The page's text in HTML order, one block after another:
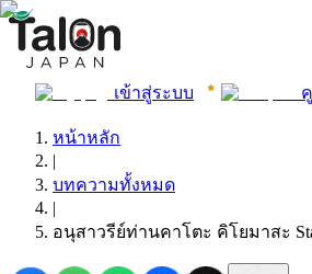
เข้าสู่ระบบ
หน้าหลัก
|
บทความทั้งหมด
|
อนุสาวรีย์ท่านคาโตะ คิโยมาสะ